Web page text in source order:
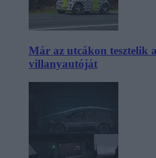
Már az utcákon tesztelik
villanyautóját